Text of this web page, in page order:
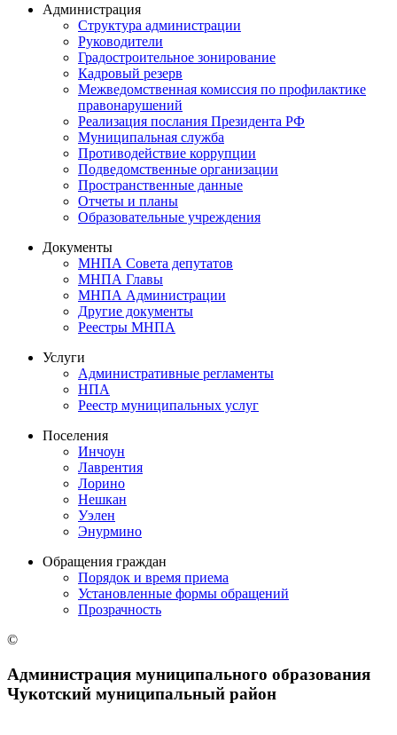
Администрация
Структура администрации
Руководители
Градостроительное зонирование
Кадровый резерв
Межведомственная комиссия по профилактике
правонарушений
Реализация послания Президента РФ
Муниципальная служба
Противодействие коррупции
Подведомственные организации
Пространственные данные
Отчеты и планы
Образовательные учреждения
Документы
МНПА Совета депутатов
МНПА Главы
МНПА Администрации
Другие документы
Реестры МНПА
Услуги
Административные регламенты
НПА
Реестр муниципальных услуг
Поселения
Инчоун
Лаврентия
Лорино
Нешкан
Уэлен
Энурмино
Обращения граждан
Порядок и время приема
Установленные формы обращений
Прозрачность
©
Администрация муниципального образования
Чукотский муниципальный район